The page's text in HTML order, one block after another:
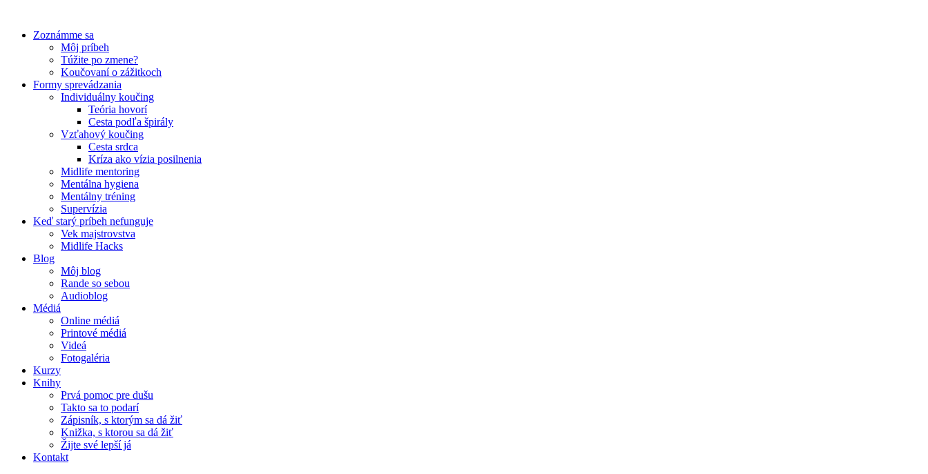
obsah
Zoznámme sa
Môj príbeh
Túžite po zmene?
Koučovaní o zážitkoch
Formy sprevádzania
Individuálny koučing
Teória hovorí
Cesta podľa špirály
Vzťahový koučing
Cesta srdca
Kríza ako vízia posilnenia
Midlife mentoring
Mentálna hygiena
Mentálny tréning
Supervízia
Keď starý príbeh nefunguje
Vek majstrovstva
Midlife Hacks
Blog
Môj blog
Rande so sebou
Audioblog
Médiá
Online médiá
Printové médiá
Videá
Fotogaléria
Kurzy
Knihy
Prvá pomoc pre dušu
Takto sa to podarí
Zápisník, s ktorým sa dá žiť
Knižka, s ktorou sa dá žiť
Žijte své lepší já
Kontakt